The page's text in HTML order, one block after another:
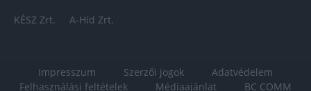
KÉSZ Zrt. A-Híd Zrt.
Impresszum Szerzői jogok
Adatvédelem
Felhasználási feltételek
Médiaajánlat BC COMM